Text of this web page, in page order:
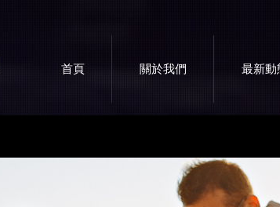
首頁 關於我們 最新動